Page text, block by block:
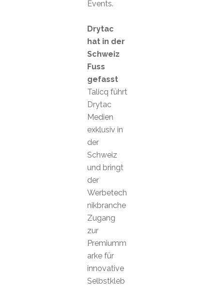
Events.
Drytac
hat in der
Schweiz
Fuss
gefasst
Talicq führt
Drytac
Medien
exklusiv in
der
Schweiz
und bringt
der
Werbetech
nikbranche
Zugang
zur
Premiumm
arke für
innovative
Selbstkleb